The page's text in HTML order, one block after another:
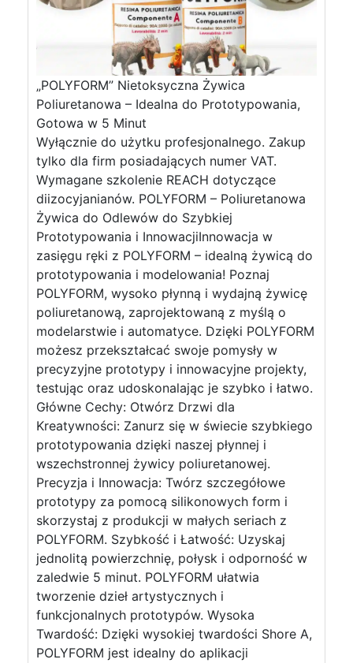
„POLYFORM” Nietoksyczna Żywica
Poliuretanowa – Idealna do Prototypowania,
Gotowa w 5 Minut
Wyłącznie do użytku profesjonalnego. Zakup
tylko dla firm posiadających numer VAT.
Wymagane szkolenie REACH dotyczące
diizocyjanianów. POLYFORM – Poliuretanowa
Żywica do Odlewów do Szybkiej
Prototypowania i InnowacjiInnowacja w
zasięgu ręki z POLYFORM – idealną żywicą do
prototypowania i modelowania! Poznaj
POLYFORM, wysoko płynną i wydajną żywicę
poliuretanową, zaprojektowaną z myślą o
modelarstwie i automatyce. Dzięki POLYFORM
możesz przekształcać swoje pomysły w
precyzyjne prototypy i innowacyjne projekty,
testując oraz udoskonalając je szybko i łatwo.
Główne Cechy: Otwórz Drzwi dla
Kreatywności: Zanurz się w świecie szybkiego
prototypowania dzięki naszej płynnej i
wszechstronnej żywicy poliuretanowej.
Precyzja i Innowacja: Twórz szczegółowe
prototypy za pomocą silikonowych form i
skorzystaj z produkcji w małych seriach z
POLYFORM. Szybkość i Łatwość: Uzyskaj
jednolitą powierzchnię, połysk i odporność w
zaledwie 5 minut. POLYFORM ułatwia
tworzenie dzieł artystycznych i
funkcjonalnych prototypów. Wysoka
Twardość: Dzięki wysokiej twardości Shore A,
POLYFORM jest idealny do aplikacji